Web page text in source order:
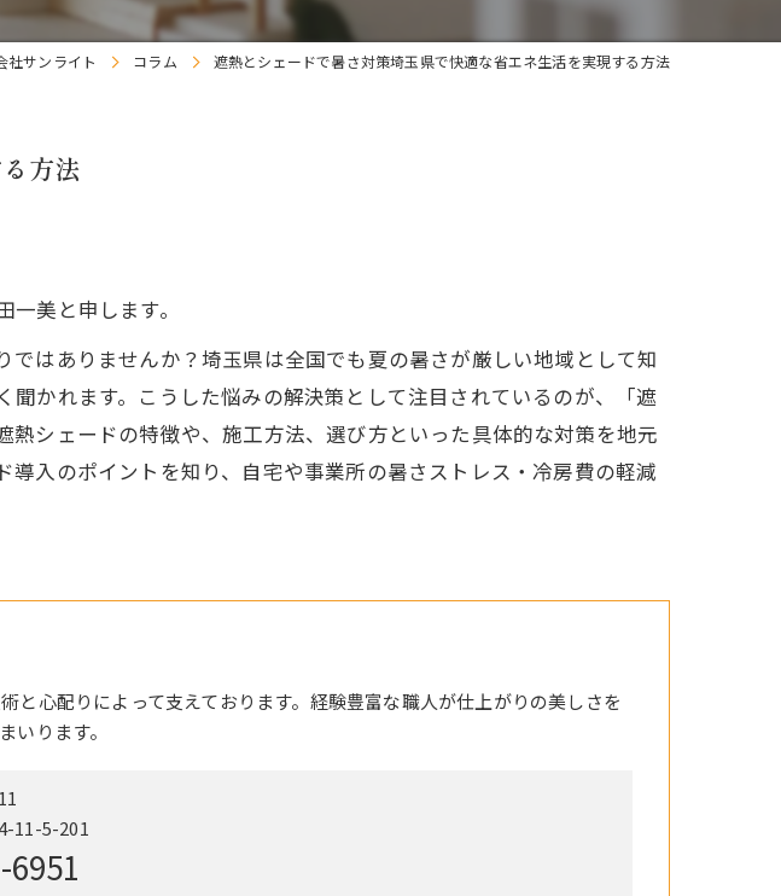
社サンライト コラム 遮熱とシェードで暑さ対策埼玉県で快適な省エネ生活を実現する方法
方法
美と申します。
はありませんか？埼玉県は全国でも夏の暑さが厳しい地域として知
かれます。こうした悩みの解決策として注目されているのが、「遮
シェードの特徴や、施工方法、選び方といった具体的な対策を地元
入のポイントを知り、自宅や事業所の暑さストレス・冷房費の軽減
と心配りによって支えております。経験豊富な職人が仕上がりの美しさを
いります。
11-5-201
6951